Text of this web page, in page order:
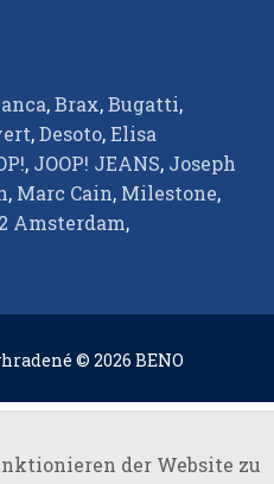
,Brax,Bugatti,
,Desoto,Elisa
, JOOP! JEANS, Joseph
, Marc Cain, Milestone,
Amsterdam,
© 2026 BENO
der Website zu